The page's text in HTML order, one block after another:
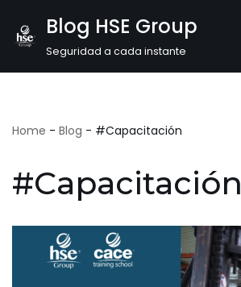
Saltar
Blog HSE Group
Seguridad a cada instante
Home - Blog - #Capacitación
#Capacitación